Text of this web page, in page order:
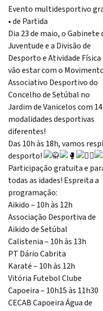
Evento multidesportivo
• de Partida
Dia 23 de maio, o Gabinete
Juventude e a Divisão de
Desporto e Atividade Física
vão estar com o
Associativo Desportivo do
Concelho de Setúbal no
Jardim de Vanicelos com 14
modalidades desportivas
diferentes!
Das 10h às 18h, vamos
desporto!
Participação gratuita e
todas as idades! Espreita a
programação:
Aikido – 10h às 12h
Associação Desportiva de
Aikido de Setúbal
Calistenia – 10h às 13h
PT Dário Cabrita
Karaté – 10h às 12h
Vitória Futebol Clube
Capoeira – 10h15 às 11h30
CECAB Capoeira Água de